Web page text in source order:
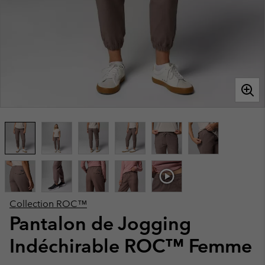
Collection ROC™
Pantalon de Jogging
Indéchirable ROC™ Femme